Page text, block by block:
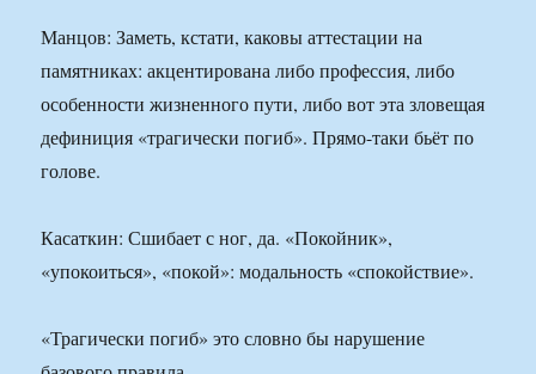
Манцов: Заметь, кстати, каковы аттестации на
памятниках: акцентирована либо профессия, либо
особенности жизненного пути, либо вот эта зловещая
дефиниция «трагически погиб». Прямо-таки бьёт по
голове.
Касаткин: Сшибает с ног, да. «Покойник»,
«упокоиться», «покой»: модальность «спокойствие».
«Трагически погиб» это словно бы нарушение